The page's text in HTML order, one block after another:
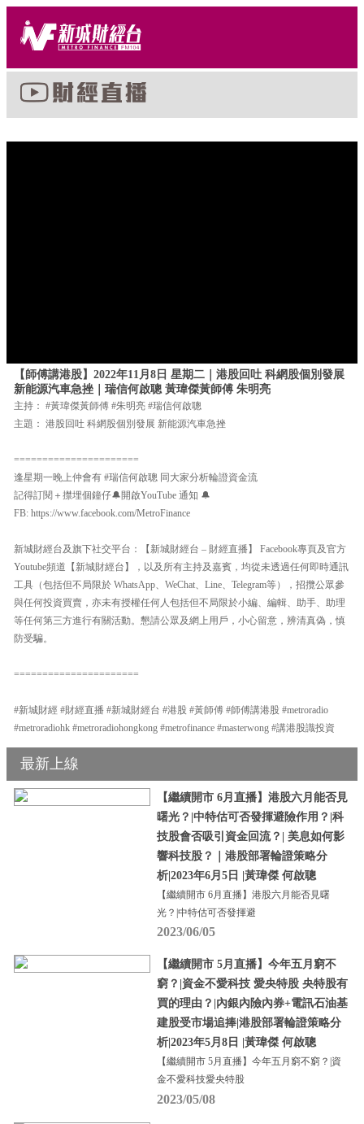
【師傅講港股】2022年11月8日 星期二｜港股回吐 科網股個別發展
新能源汽車急挫｜瑞信何啟聰 黃瑋傑黃師傅 朱明亮
主持： #黃瑋傑黃師傅 #朱明亮 #瑞信何啟聰
主題： 港股回吐 科網股個別發展 新能源汽車急挫
======================
逢星期一晚上仲會有 #瑞信何啟聰 同大家分析輪證資金流
記得訂閱＋㩒埋個鐘仔🔔開啟YouTube 通知 🔔
FB: https://www.facebook.com/MetroFinance
新城財經台及旗下社交平台：【新城財經台 – 財經直播】 Facebook專頁及官方
Youtube頻道【新城財經台】，以及所有主持及嘉賓，均從未透過任何即時通訊
工具（包括但不局限於 WhatsApp、WeChat、Line、Telegram等），招攬公眾參
與任何投資買賣，亦未有授權任何人包括但不局限於小編、編輯、助手、助理
等任何第三方進行有關活動。懇請公眾及網上用戶，小心留意，辨清真偽，慎
防受騙。
======================
#新城財經 #財經直播 #新城財經台 #港股 #黃師傅 #師傅講港股 #metroradio
#metroradiohk #metroradiohongkong #metrofinance #masterwong #講港股識投資
最新上線
【繼續開市 6月直播】港股六月能否見
曙光？|中特估可否發揮避險作用？|科
技股會否吸引資金回流？| 美息如何影
響科技股？｜港股部署輪證策略分
析|2023年6月5日 |黃瑋傑 何啟聰
【繼續開市 6月直播】港股六月能否見曙
光？|中特估可否發揮避
2023/06/05
【繼續開市 5月直播】今年五月窮不
窮？|資金不愛科技 愛央特股 央特股有
買的理由？|內銀內險內券+電訊石油基
建股受市場追捧|港股部署輪證策略分
析|2023年5月8日 |黃瑋傑 何啟聰
【繼續開市 5月直播】今年五月窮不窮？|資
金不愛科技愛央特股
2023/05/08